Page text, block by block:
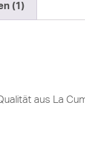
(1)
aus La